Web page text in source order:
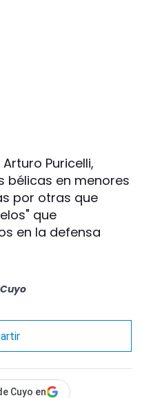
Puricelli,
bélicas en menores
por otras que
que
en la defensa
Cuyo en